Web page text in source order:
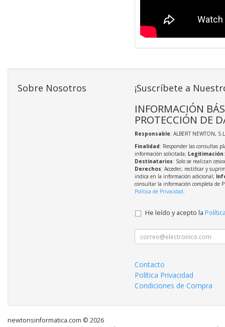
Sobre Nosotros ¡Suscríbete a
INFORMACIÓN
PROTECCIÓN DE
Responsable: ALBERT NEWTON,
Finalidad: Responder las consultas
información solicitada; Legitimación
Destinatarios: Solo se realizan
Derechos: Acceder, rectificar y
indica en la información adicional;
consultar la información completa de
Política de Privacidad.
He leído y acepto la
Contacto
Política Privacidad
Condiciones de Compra
newtonsinformatica.com © 2026